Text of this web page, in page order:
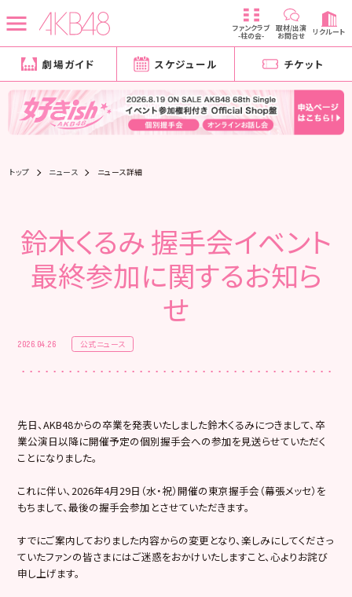
ファンクラブ
-柱の会-
取材/出演
お問合せ リクルート
劇場ガイド スケジュール チケット
トップ ニュース ニュース詳細
鈴木くるみ 握手会イベント
最終参加に関するお知ら
せ
2026.04.26 公式ニュース
先日、AKB48からの卒業を発表いたしました鈴木くるみにつきまして、卒
業公演日以降に開催予定の個別握手会への参加を見送らせていただく
ことになりました。
これに伴い、2026年4月29日（水・祝）開催の東京握手会（幕張メッセ）を
もちまして、最後の握手会参加とさせていただきます。
すでにご案内しておりました内容からの変更となり、楽しみにしてくださっ
ていたファンの皆さまにはご迷惑をおかけいたしますこと、心よりお詫び
申し上げます。